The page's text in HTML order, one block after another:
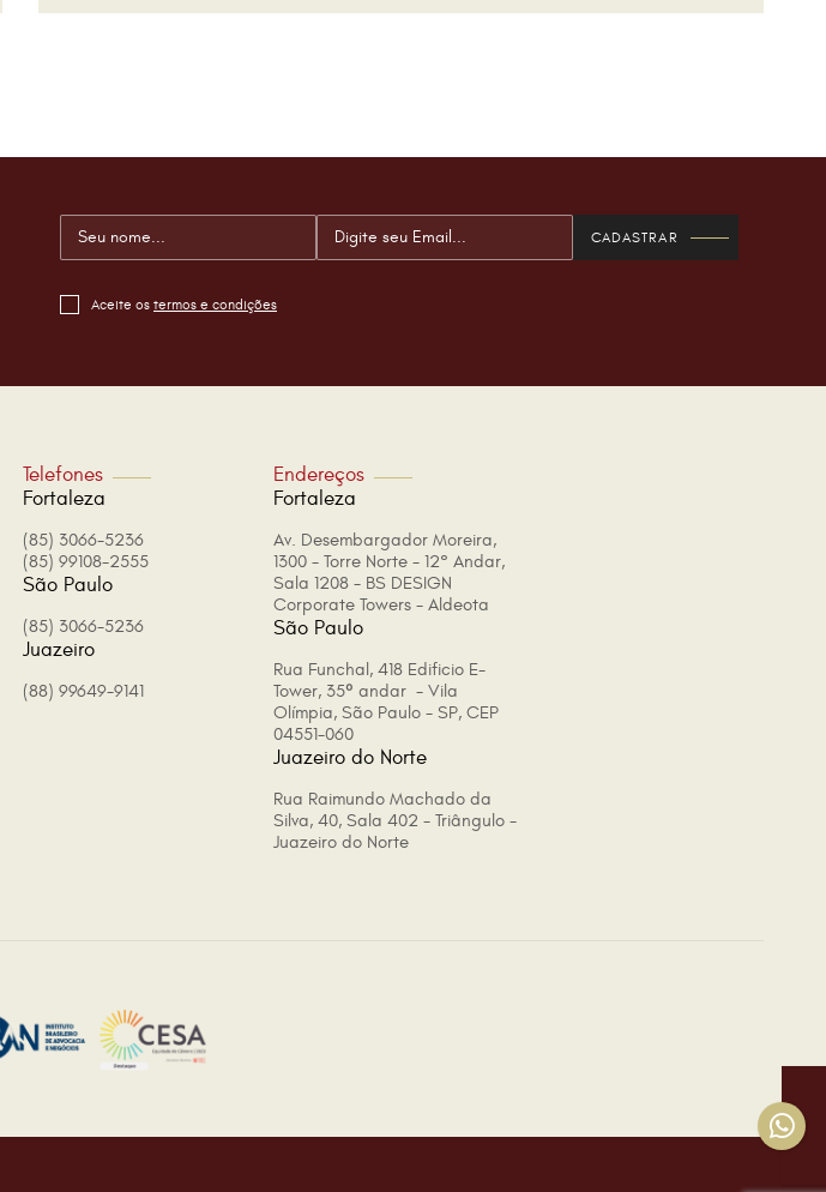
Aceite os termos e condições
Telefones
Fortaleza
(85) 3066-5236
(85) 99108-2555
São Paulo
(85) 3066-5236
Juazeiro
(88) 99649-9141
Endereços
Fortaleza
Av. Desembargador Moreira,
1300 - Torre Norte - 12° Andar,
Sala 1208 - BS DESIGN
Corporate Towers - Aldeota
São Paulo
Rua Funchal, 418 Edificio E-
Tower, 35º andar - Vila
Olímpia, São Paulo - SP, CEP
04551-060
Juazeiro do Norte
Rua Raimundo Machado da
Silva, 40, Sala 402 - Triângulo -
Juazeiro do Norte